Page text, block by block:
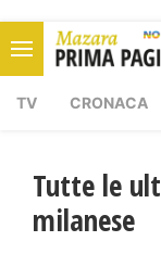
TV CRONACA
Tutte le
milanese